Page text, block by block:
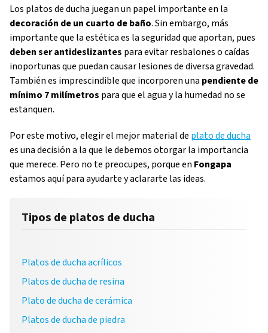
Los platos de ducha juegan un papel importante en la
decoración de un cuarto de baño. Sin embargo, más
importante que la estética es la seguridad que aportan, pues
deben ser antideslizantes para evitar resbalones o caídas
inoportunas que puedan causar lesiones de diversa gravedad.
También es imprescindible que incorporen una pendiente de
mínimo 7 milímetros para que el agua y la humedad no se
estanquen.
Por este motivo, elegir el mejor material de plato de ducha
es una decisión a la que le debemos otorgar la importancia
que merece. Pero no te preocupes, porque en Fongapa
estamos aquí para ayudarte y aclararte las ideas.
Tipos de platos de ducha
Platos de ducha acrílicos
Platos de ducha de resina
Plato de ducha de cerámica
Platos de ducha de piedra